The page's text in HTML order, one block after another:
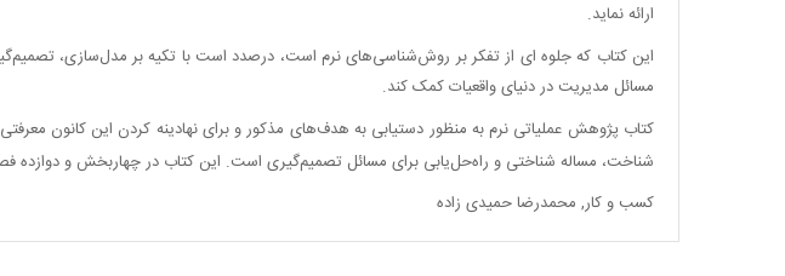
ارائه نماید.
این کتاب که جلوه ای از تفکر بر روش‌شناسیهای نرم است، درصدد است با تکیه بر مدلسازی، تصمیم
مسائل مدیریت در دنیای واقعیات کمک کند.
کتاب پژوهش عملیاتی نرم به منظور دستیابی به هدفهای مذکور و برای نهادینه کردن این کانون
شناخت، مساله شناختی و راهحلیابی برای مسائل تصمیمگیری است. این کتاب در چهاربخش و دوازده
کسب و کار, محمدرضا حمیدی زاده